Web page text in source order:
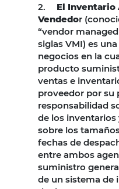
2.
El
Vendedor
“vendor
siglas VMI) es
negocios en la
producto
ventas e
proveedor por su
responsabilidad
de los
sobre los
fechas de
entre ambos
suministro
de un sistema de